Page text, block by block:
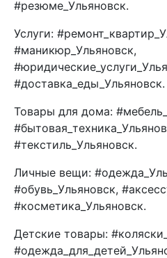
#резюме_Ульяновск.
Услуги:
#маникюр_Ульяновск,
#доставка_еды_Ульяновск.
Товары для дома:
#текстиль_Ульяновск.
Личные вещи:
#обувь_Ульяновск,
#косметика_Ульяновск.
Детские товары: